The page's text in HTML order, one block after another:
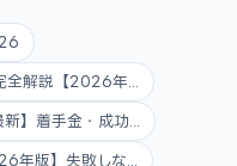
全解説【2026年...
】着手金・成功...
年版】失敗しな...